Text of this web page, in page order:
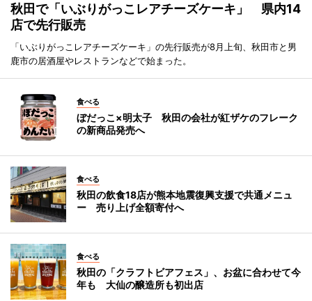
秋田で「いぶりがっこレアチーズケーキ」 県内14
店で先行販売
「いぶりがっこレアチーズケーキ」の先行販売が8月上旬、秋田市と男
鹿市の居酒屋やレストランなどで始まった。
食べる
ぼだっこ×明太子 秋田の会社が紅ザケのフレーク
の新商品発売へ
食べる
秋田の飲食18店が熊本地震復興支援で共通メニュ
ー 売り上げ全額寄付へ
食べる
秋田の「クラフトビアフェス」、お盆に合わせて今
年も 大仙の醸造所も初出店